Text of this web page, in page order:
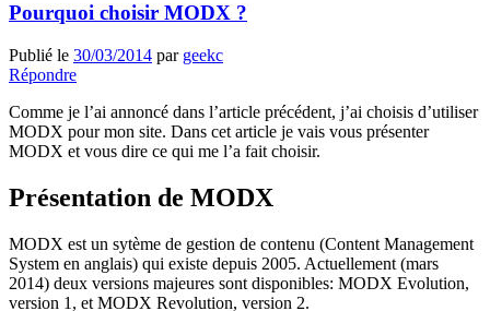
Pourquoi choisir MODX ?
Publié le 30/03/2014 par geekc
Répondre
Comme je l’ai annoncé dans l’article précédent, j’ai choisis d’utiliser
MODX pour mon site. Dans cet article je vais vous présenter
MODX et vous dire ce qui me l’a fait choisir.
Présentation de MODX
MODX est un sytème de gestion de contenu (Content Management
System en anglais) qui existe depuis 2005. Actuellement (mars
2014) deux versions majeures sont disponibles: MODX Evolution,
version 1, et MODX Revolution, version 2.